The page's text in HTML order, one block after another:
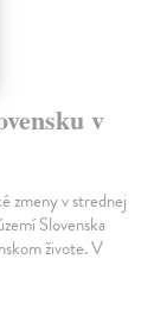
v
zmeny v strednej
Slovenska
živote. V